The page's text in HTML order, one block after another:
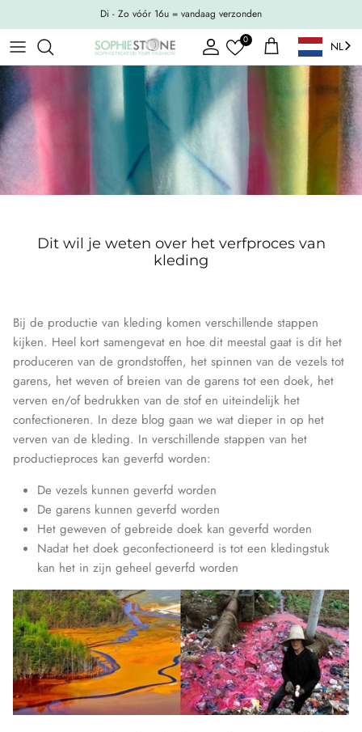
Di - Zo vóór 16u = vandaag verzonden
Account
0
Winkelwagen NL
Dit wil je weten over het verfproces van
kleding
Bij de productie van kleding komen verschillende stappen
kijken. Heel kort samengevat en hoe dit meestal gaat is dit het
produceren van de grondstoffen, het spinnen van de vezels tot
garens, het weven of breien van de garens tot een doek, het
verven en/of bedrukken van de stof en uiteindelijk het
confectioneren. In deze blog gaan we wat dieper in op het
verven van de kleding. In verschillende stappen van het
productieproces kan geverfd worden:
De vezels kunnen geverfd worden
De garens kunnen geverfd worden
Het geweven of gebreide doek kan geverfd worden
Nadat het doek geconfectioneerd is tot een kledingstuk
kan het in zijn geheel geverfd worden